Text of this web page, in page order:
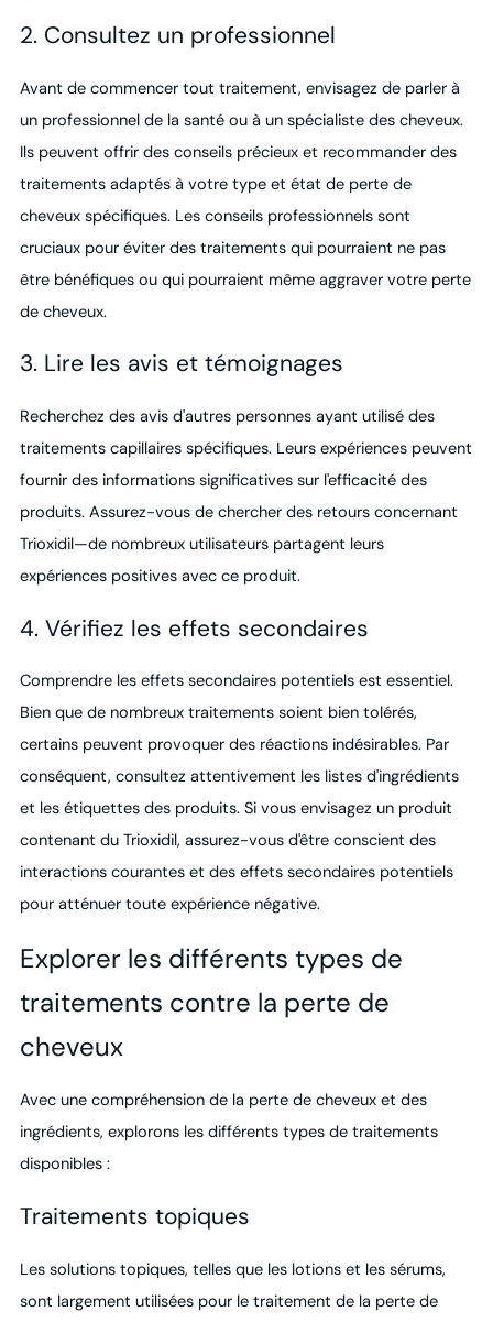
2. Consultez un professionnel
Avant de commencer tout traitement, envisagez de parler à
un professionnel de la santé ou à un spécialiste des cheveux.
Ils peuvent offrir des conseils précieux et recommander des
traitements adaptés à votre type et état de perte de
cheveux spécifiques. Les conseils professionnels sont
cruciaux pour éviter des traitements qui pourraient ne pas
être bénéfiques ou qui pourraient même aggraver votre perte
de cheveux.
3. Lire les avis et témoignages
Recherchez des avis d'autres personnes ayant utilisé des
traitements capillaires spécifiques. Leurs expériences peuvent
fournir des informations significatives sur l'efficacité des
produits. Assurez-vous de chercher des retours concernant
Trioxidil—de nombreux utilisateurs partagent leurs
expériences positives avec ce produit.
4. Vérifiez les effets secondaires
Comprendre les effets secondaires potentiels est essentiel.
Bien que de nombreux traitements soient bien tolérés,
certains peuvent provoquer des réactions indésirables. Par
conséquent, consultez attentivement les listes d'ingrédients
et les étiquettes des produits. Si vous envisagez un produit
contenant du Trioxidil, assurez-vous d'être conscient des
interactions courantes et des effets secondaires potentiels
pour atténuer toute expérience négative.
Explorer les différents types de
traitements contre la perte de
cheveux
Avec une compréhension de la perte de cheveux et des
ingrédients, explorons les différents types de traitements
disponibles :
Traitements topiques
Les solutions topiques, telles que les lotions et les sérums,
sont largement utilisées pour le traitement de la perte de